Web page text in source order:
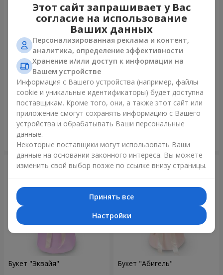
Букет "Kamaliya"
3 332 грн
Букет "Moon Dance"
2 570 грн
Букет "Эквайя" Букет "Абигель"
Этот сайт запрашивает у Вас
согласие на использование
Ваших данных
Персонализированная реклама и контент,
аналитика, определение эффективности
Хранение и/или доступ к информации на
Вашем устройстве
Информация с Вашего устройства (например, файлы
cookie и уникальные идентификаторы) будет доступна
поставщикам. Кроме того, они, а также этот сайт или
приложение смогут сохранять информацию с Вашего
устройства и обрабатывать Ваши персональные
данные.
Некоторые поставщики могут использовать Ваши
данные на основании законного интереса. Вы можете
изменить свой выбор позже по ссылке внизу страницы.
Принять все
Настройки